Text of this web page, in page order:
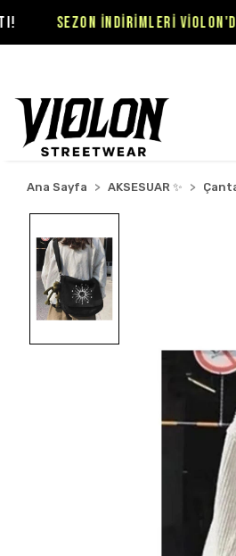
İNDİRİMLERİ VİOLON'DA BAŞLADI
Ana Sayfa AKSESUAR ✨